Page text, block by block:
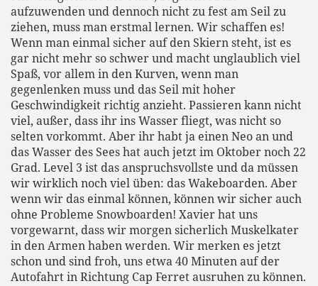
aufzuwenden und dennoch nicht zu fest am Seil zu
ziehen, muss man erstmal lernen. Wir schaffen es!
Wenn man einmal sicher auf den Skiern steht, ist es
gar nicht mehr so schwer und macht unglaublich viel
Spaß, vor allem in den Kurven, wenn man
gegenlenken muss und das Seil mit hoher
Geschwindigkeit richtig anzieht. Passieren kann nicht
viel, außer, dass ihr ins Wasser fliegt, was nicht so
selten vorkommt. Aber ihr habt ja einen Neo an und
das Wasser des Sees hat auch jetzt im Oktober noch 22
Grad. Level 3 ist das anspruchsvollste und da müssen
wir wirklich noch viel üben: das Wakeboarden. Aber
wenn wir das einmal können, können wir sicher auch
ohne Probleme Snowboarden! Xavier hat uns
vorgewarnt, dass wir morgen sicherlich Muskelkater
in den Armen haben werden. Wir merken es jetzt
schon und sind froh, uns etwa 40 Minuten auf der
Autofahrt in Richtung Cap Ferret ausruhen zu können.